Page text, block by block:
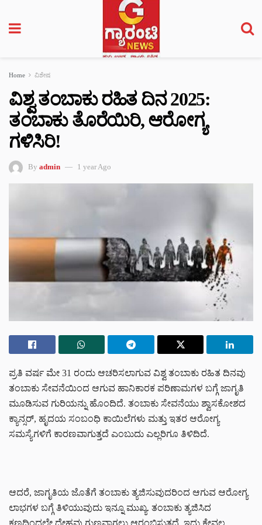
Home ವಿಶೇಷ
ವಿಶ್ವ ತಂಬಾಕು ರಹಿತ ದಿನ 2025:
ತಂಬಾಕು ತೊರೆಯಿರಿ, ಆರೋಗ್ಯ
ಗಳಿಸಿರಿ!
By admin 1 year Ago
ಪ್ರತಿ ವರ್ಷ ಮೇ 31 ರಂದು ಆಚರಿಸಲಾಗುವ ವಿಶ್ವ ತಂಬಾಕು ರಹಿತ ದಿನವು
ತಂಬಾಕು ಸೇವನೆಯಿಂದ ಆಗುವ ಹಾನಿಕಾರಕ ಪರಿಣಾಮಗಳ ಬಗ್ಗೆ ಜಾಗೃತಿ
ಮೂಡಿಸುವ ಗುರಿಯನ್ನು ಹೊಂದಿದೆ. ತಂಬಾಕು ಸೇವನೆಯು ಶ್ವಾಸಕೋಶದ
ಕ್ಯಾನ್ಸರ್, ಹೃದಯ ಸಂಬಂಧಿ ಕಾಯಿಲೆಗಳು ಮತ್ತು ಇತರ ಆರೋಗ್ಯ
ಸಮಸ್ಯೆಗಳಿಗೆ ಕಾರಣವಾಗುತ್ತದೆ ಎಂಬುದು ಎಲ್ಲರಿಗೂ ತಿಳಿದಿದೆ.
ಆದರೆ, ಜಾಗೃತಿಯ ಜೊತೆಗೆ ತಂಬಾಕು ತ್ಯಜಿಸುವುದರಿಂದ ಆಗುವ ಆರೋಗ್ಯ
ಲಾಭಗಳ ಬಗ್ಗೆ ತಿಳಿಯುವುದು ಇನ್ನೂ ಮುಖ್ಯ. ತಂಬಾಕು ತ್ಯಜಿಸಿದ
ಕ್ಷಣದಿಂದಲೇ ದೇಹವು ಗುಣವಾಗಲು ಆರಂಭಿಸುತ್ತದೆ. ಇದು ಕೇವಲ